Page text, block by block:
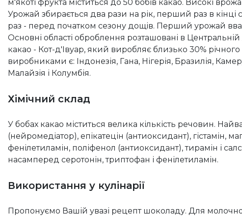
м'якоті фрукта міститься до 50 бобів какао. Високі
Урожай збирається два рази на рік, перший раз в кінці
раз - перед початком сезону дощів. Перший урожай
Основні області оброблення розташовані в
какао - Кот-д'Івуар, який виробляє близько 30%
виробниками є: Індонезія, Гана, Нігерія, Бразилія,
Малайзія і Колумбія.
Хімічний склад
У бобах какао міститься велика кількість речовин.
(нейромедіатор), епікатецін (антиоксидант), гістамін,
фенілетиламін, поліфенол (антиоксидант), тирамін і
насамперед серотонін, триптофан і фенілетиламін.
Використання у кулінарії
Пропонуємо Вашій увазі рецепт шоколаду. Для